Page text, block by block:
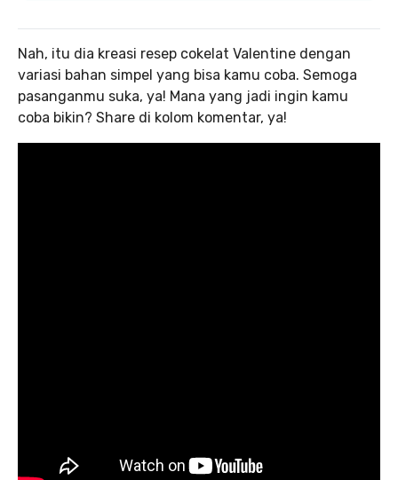
Nah, itu dia kreasi resep cokelat Valentine dengan
variasi bahan simpel yang bisa kamu coba. Semoga
pasanganmu suka, ya! Mana yang jadi ingin kamu
coba bikin? Share di kolom komentar, ya!